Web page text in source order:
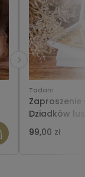
Tadam
Dziadków
pudełeczku
99,00 zł